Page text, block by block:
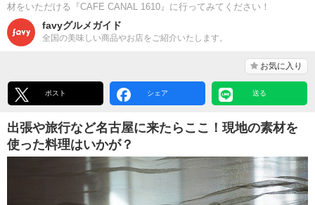
材をいただける『CAFE CANAL 1610』に行ってみてください！
favyグルメガイド
全国の美味しい商品やお店をご紹介いたします。
お気に入り
ポスト シェア 送る
出張や旅行など名古屋に来たらここ！現地の素材を
使った料理はいかが？